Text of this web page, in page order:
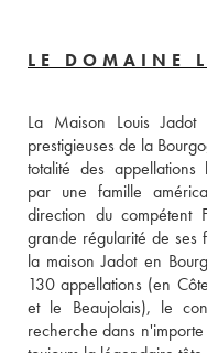
LE DOMAINE
La Maison Louis
prestigieuses de la
totalité des appellations
par une famille
direction du
grande régularité de ses
la maison Jadot en
130 appellations (en
et le Beaujolais), le
recherche dans